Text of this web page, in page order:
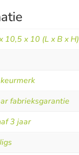
10,5 x 10 (L x B x H)
fabrieksgarantie
3 jaar